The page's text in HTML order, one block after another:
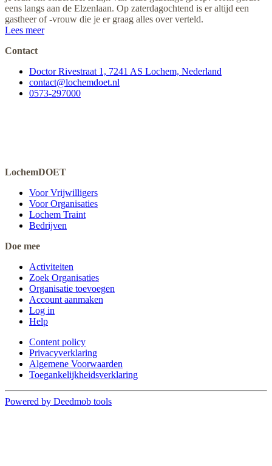
eens langs aan de Elzenlaan. Op zaterdagochtend is er altijd een
gastheer of -vrouw die je er graag alles over verteld.
Lees meer
Contact
Doctor Rivestraat 1, 7241 AS Lochem, Nederland
contact@lochemdoet.nl
0573-297000
LochemDOET
Voor Vrijwilligers
Voor Organisaties
Lochem Traint
Bedrijven
Doe mee
Activiteiten
Zoek Organisaties
Organisatie toevoegen
Account aanmaken
Log in
Help
Content policy
Privacyverklaring
Algemene Voorwaarden
Toegankelijkheidsverklaring
Powered by Deedmob tools